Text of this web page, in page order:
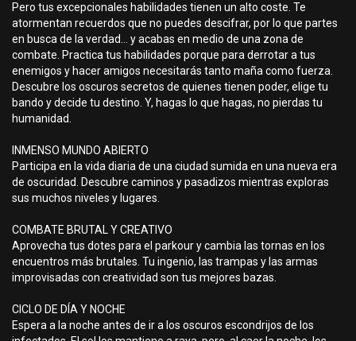
Pero tus excepcionales habilidades tienen un alto coste. Te
atormentan recuerdos que no puedes descifrar, por lo que partes
en busca de la verdad... y acabas en medio de una zona de
combate. Practica tus habilidades porque para derrotar a tus
enemigos y hacer amigos necesitarás tanto maña como fuerza.
Descubre los oscuros secretos de quienes tienen poder, elige tu
bando y decide tu destino. Y, hagas lo que hagas, no pierdas tu
humanidad.
INMENSO MUNDO ABIERTO
Participa en la vida diaria de una ciudad sumida en una nueva era
de oscuridad. Descubre caminos y pasadizos mientras exploras
sus muchos niveles y lugares.
COMBATE BRUTAL Y CREATIVO
Aprovecha tus dotes para el parkour y cambia las tornas en los
encuentros más brutales. Tu ingenio, las trampas y las armas
improvisadas con creatividad son tus mejores bazas.
CICLO DE DÍA Y NOCHE
Espera a la noche antes de ir a los oscuros escondrijos de los